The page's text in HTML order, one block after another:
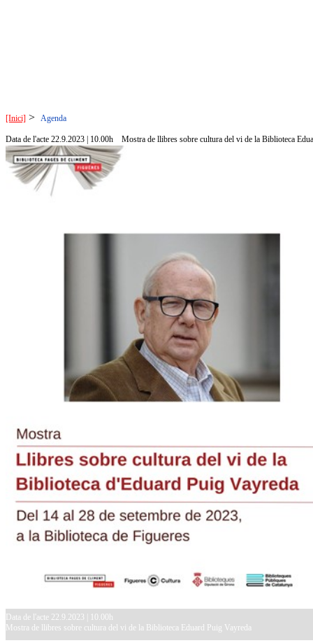
[Inici] > Agenda
Data de l'acte 22.9.2023 | 10.00h Mostra de llibres sobre cultura del vi de la Biblioteca
Data de l'acte 22.9.2023 | 10.00h
Mostra de llibres sobre cultura del vi de la Biblioteca Eduard Puig Vayreda